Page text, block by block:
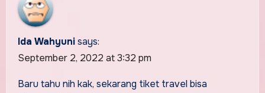
Ida Wahyuni says:
September 2, 2022 at 3:32 pm
Baru tahu nih kak, sekarang tiket travel bisa